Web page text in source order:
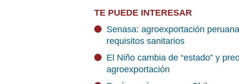
TE PUEDE INTERESAR
Senasa: agroexportación
requisitos sanitarios
El Niño cambia de “estado” y
agroexportación